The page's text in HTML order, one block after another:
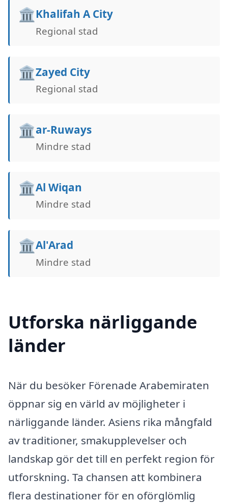
🏛️Khalifah A City
Regional stad
🏛️Zayed City
Regional stad
🏛️ar-Ruways
Mindre stad
🏛️Al Wiqan
Mindre stad
🏛️Al'Arad
Mindre stad
Utforska närliggande
länder
När du besöker Förenade Arabemiraten
öppnar sig en värld av möjligheter i
närliggande länder. Asiens rika mångfald
av traditioner, smakupplevelser och
landskap gör det till en perfekt region för
utforskning. Ta chansen att kombinera
flera destinationer för en oförglömlig